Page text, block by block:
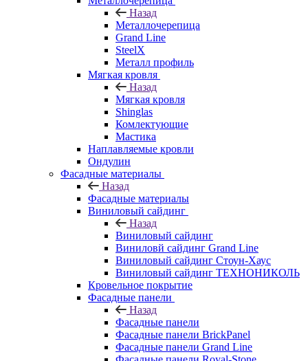
Назад
Металлочерепица
Grand Line
SteelX
Металл профиль
Мягкая кровля
Назад
Мягкая кровля
Shinglas
Комлектующие
Мастика
Наплавляемые кровли
Ондулин
Фасадные материалы
Назад
Фасадные материалы
Виниловый сайдинг
Назад
Виниловый сайдинг
Виниловй сайдинг Grand Line
Виниловый сайдинг Стоун-Хаус
Виниловый сайдинг ТЕХНОНИКОЛЬ
Кровельное покрытие
Фасадные панели
Назад
Фасадные панели
Фасадные панели BrickPanel
Фасадные панели Grand Line